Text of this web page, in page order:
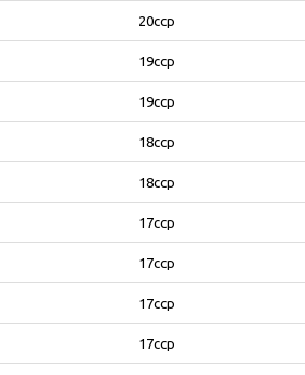
20ccp
19ccp
19ccp
18ccp
18ccp
17ccp
17ccp
17ccp
17ccp